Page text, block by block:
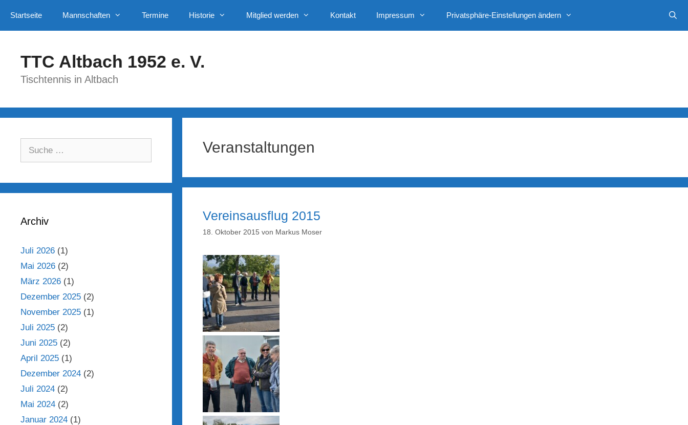
Inhalt
springen
Startseite Mannschaften Termine Historie Mitglied werden Kontakt Impressum Privatsphäre-Einstellungen ändern
TTC Altbach 1952 e. V.
Tischtennis in Altbach
Veranstaltungen
Vereinsausflug 2015
18. Oktober 2015 von Markus Moser
Archiv
Juli 2026 (1)
Mai 2026 (2)
März 2026 (1)
Dezember 2025 (2)
November 2025 (1)
Juli 2025 (2)
Juni 2025 (2)
April 2025 (1)
Dezember 2024 (2)
Juli 2024 (2)
Mai 2024 (2)
Januar 2024 (1)